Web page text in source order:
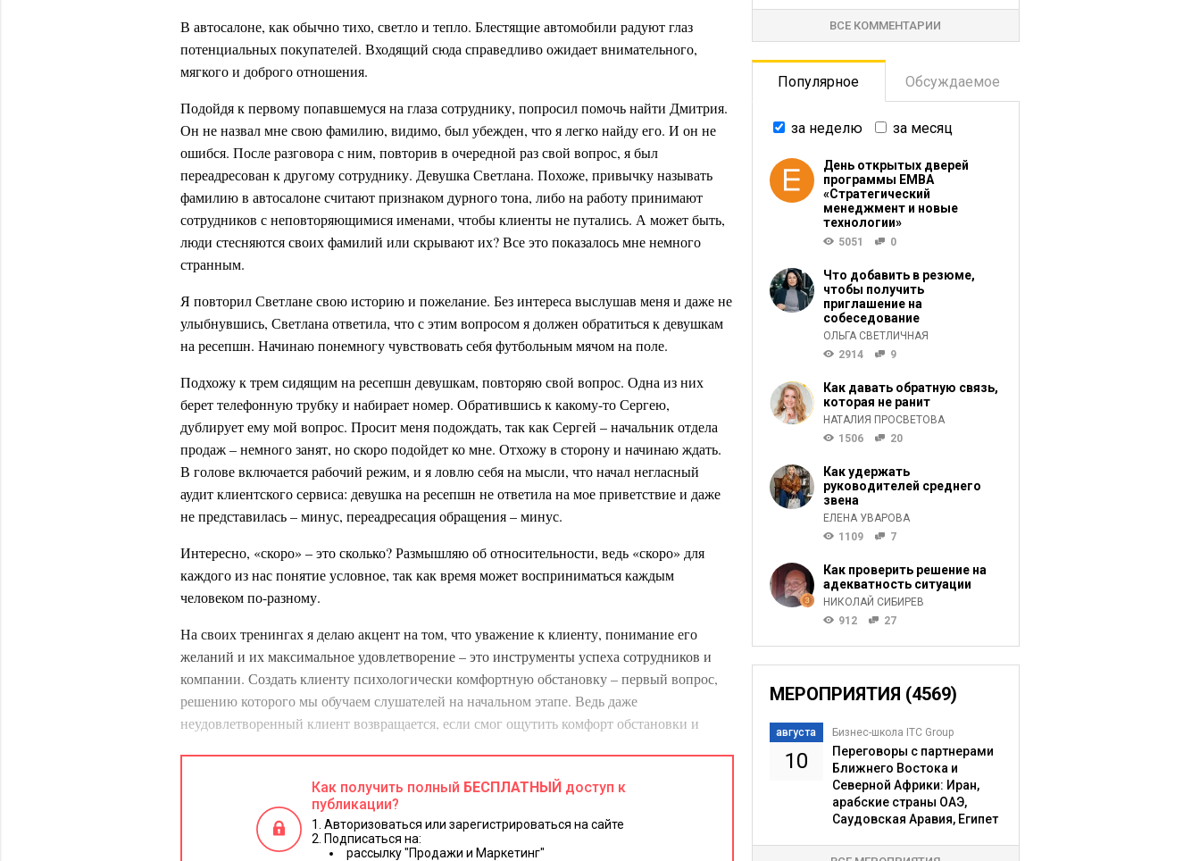
В автосалоне, как обычно тихо, светло и тепло. Блестящие автомобили радуют глаз
потенциальных покупателей. Входящий сюда справедливо ожидает внимательного,
мягкого и доброго отношения.
Подойдя к первому попавшемуся на глаза сотруднику, попросил помочь найти Дмитрия.
Он не назвал мне свою фамилию, видимо, был убежден, что я легко найду его. И он не
ошибся. После разговора с ним, повторив в очередной раз свой вопрос, я был
переадресован к другому сотруднику. Девушка Светлана. Похоже, привычку называть
фамилию в автосалоне считают признаком дурного тона, либо на работу принимают
сотрудников с неповторяющимися именами, чтобы клиенты не путались. А может быть,
люди стесняются своих фамилий или скрывают их? Все это показалось мне немного
странным.
Я повторил Светлане свою историю и пожелание. Без интереса выслушав меня и даже не
улыбнувшись, Светлана ответила, что с этим вопросом я должен обратиться к девушкам
на ресепшн. Начинаю понемногу чувствовать себя футбольным мячом на поле.
Подхожу к трем сидящим на ресепшн девушкам, повторяю свой вопрос. Одна из них
берет телефонную трубку и набирает номер. Обратившись к какому-то Сергею,
дублирует ему мой вопрос. Просит меня подождать, так как Сергей – начальник отдела
продаж – немного занят, но скоро подойдет ко мне. Отхожу в сторону и начинаю ждать.
В голове включается рабочий режим, и я ловлю себя на мысли, что начал негласный
аудит клиентского сервиса: девушка на ресепшн не ответила на мое приветствие и даже
не представилась – минус, переадресация обращения – минус.
Интересно, «скоро» – это сколько? Размышляю об относительности, ведь «скоро» для
каждого из нас понятие условное, так как время может восприниматься каждым
человеком по-разному.
На своих тренингах я делаю акцент на том, что уважение к клиенту, понимание его
желаний и их максимальное удовлетворение – это инструменты успеха сотрудников и
компании. Создать клиенту психологически комфортную обстановку – первый вопрос,
решению которого мы обучаем слушателей на начальном этапе. Ведь даже
неудовлетворенный клиент возвращается, если смог ощутить комфорт обстановки и
Главное условие успеха компании – умение ценить время клиента. Слишком дорого оно
обходится каждому из нас в наш век сверхскоростей. Разбрасываться временем –
непозволительная роскошь.
Как получить полный БЕСПЛАТНЫЙ доступ к
публикации?
Авторизоваться или зарегистрироваться на сайте
Подписаться на:
рассылку "Продажи и Маркетинг"
ВСЕ КОММЕНТАРИИ
Популярное Обсуждаемое
за неделю за месяц
День открытых дверей
программы ЕМВА
«Стратегический
менеджмент и новые
технологии»
5051 0
Что добавить в резюме,
чтобы получить
приглашение на
собеседование
ОЛЬГА СВЕТЛИЧНАЯ
2914
9
Как давать обратную связь,
которая не ранит
НАТАЛИЯ ПРОСВЕТОВА
1506
20
Как удержать
руководителей среднего
звена
ЕЛЕНА УВАРОВА
1109
7
Как проверить решение на
адекватность ситуации
НИКОЛАЙ СИБИРЕВ
912
27
МЕРОПРИЯТИЯ (4569)
августа
10
Бизнес-школа ITC Group
Переговоры с партнерами
Ближнего Востока и
Северной Африки: Иран,
арабские страны ОАЭ,
Саудовская Аравия, Египет